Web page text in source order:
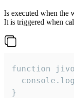
Is executed when the
It is triggered when
function
}